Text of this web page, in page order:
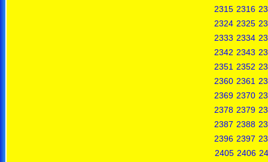
2315 2316
2324 2325
2333 2334
2342 2343
2351 2352
2360 2361
2369 2370
2378 2379
2387 2388
2396 2397
2405 2406